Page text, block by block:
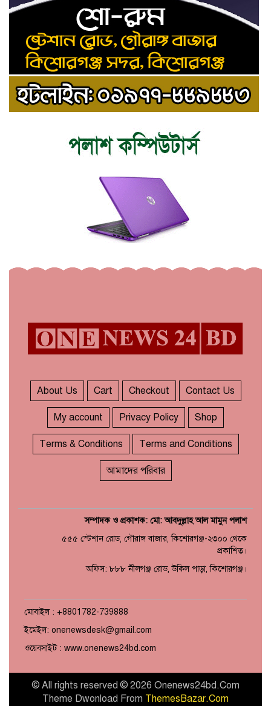
ডকুমেন্টারি নয়: ভারপ্রাপ্ত
রাষ্ট্রপতি
About Us Cart Checkout Contact Us
My account Privacy Policy Shop
Terms & Conditions Terms and Conditions
আমাদের পরিবার
সম্পাদক ও প্রকাশক: মো: আবদুল্লাহ আল মামুন পলাশ
৫৫৫ স্টেশান রোড, গৌরাঙ্গ বাজার, কিশোরগঞ্জ-২৩০০ থেকে
প্রকাশিত।
অফিস: ৮৮৮ নীলগঞ্জ রোড, উকিল পাড়া, কিশোরগঞ্জ।
মোবাইল : +8801782-739888
ইমেইল: onenewsdesk@gmail.com
ওয়েবসাইট : www.onenews24bd.com
© All rights reserved © 2026 Onenews24bd.Com
Theme Dwonload From ThemesBazar.Com